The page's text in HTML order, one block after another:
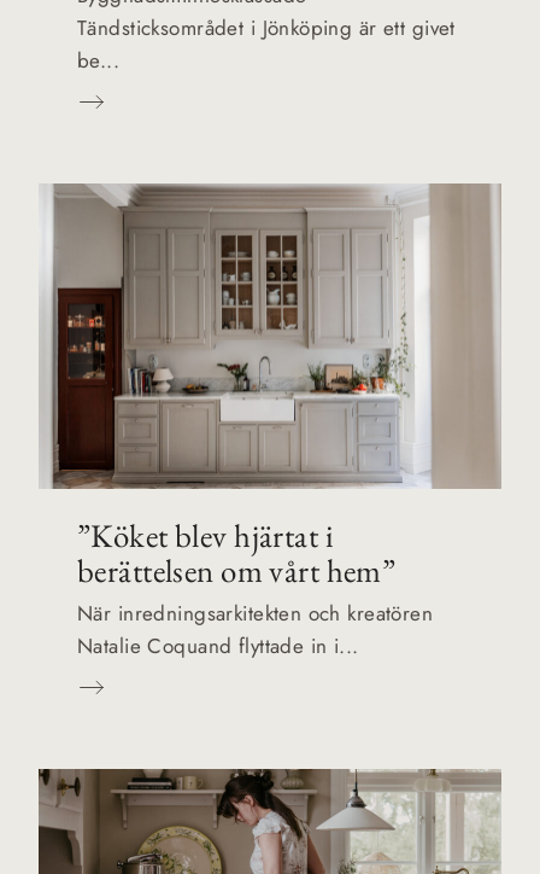
Tändsticksområdet i Jönköping är ett givet
be...
”Köket blev hjärtat i
berättelsen om vårt hem”
När inredningsarkitekten och kreatören
Natalie Coquand flyttade in i...